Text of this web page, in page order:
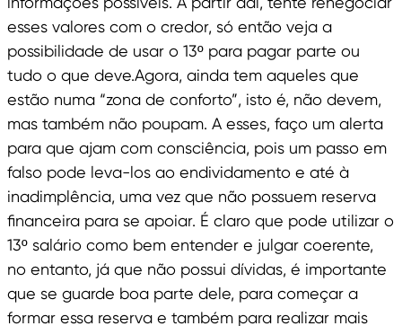
esses valores com o credor, só então veja a
possibilidade de usar o 13º para pagar parte ou
tudo o que deve.Agora, ainda tem aqueles que
estão numa “zona de conforto”, isto é, não devem,
mas também não poupam. A esses, faço um alerta
para que ajam com consciência, pois um passo em
falso pode leva-los ao endividamento e até à
inadimplência, uma vez que não possuem reserva
financeira para se apoiar. É claro que pode utilizar o
13º salário como bem entender e julgar coerente,
no entanto, já que não possui dívidas, é importante
que se guarde boa parte dele, para começar a
formar essa reserva e também para realizar mais